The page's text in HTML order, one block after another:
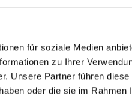
für soziale Medien
zu Ihrer
Unsere Partner führen diese
oder die sie im Rahmen
38.5 222 234 -
38.5 222 234 -